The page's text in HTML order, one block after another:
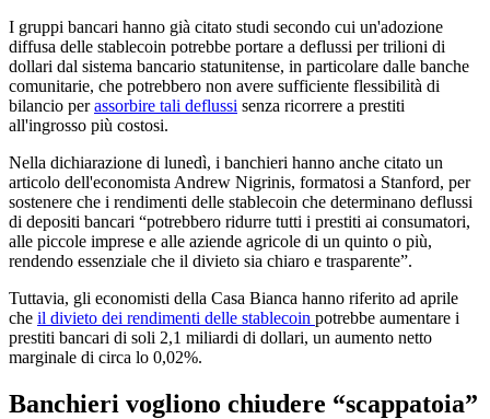
I gruppi bancari hanno già citato studi secondo cui un'adozione
diffusa delle stablecoin potrebbe portare a deflussi per trilioni di
dollari dal sistema bancario statunitense, in particolare dalle banche
comunitarie, che potrebbero non avere sufficiente flessibilità di
bilancio perassorbire tali deflussi senza ricorrere a prestiti
all'ingrosso più costosi.
Nella dichiarazione di lunedì, i banchieri hanno anche citato un
articolo dell'economista Andrew Nigrinis, formatosi a Stanford, per
sostenere che i rendimenti delle stablecoin che determinano deflussi
di depositi bancari “potrebbero ridurre tutti i prestiti ai consumatori,
alle piccole imprese e alle aziende agricole di un quinto o più,
rendendo essenziale che il divieto sia chiaro e trasparente”.
Tuttavia, gli economisti della Casa Bianca hanno riferito ad aprile
che il divieto dei rendimenti delle stablecoin potrebbe aumentare i
prestiti bancari di soli 2,1 miliardi di dollari, un aumento netto
marginale di circa lo 0,02%.
Banchieri vogliono chiudere “scappatoia”